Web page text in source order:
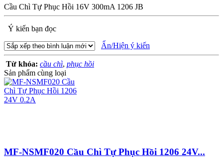
Cầu Chì Tự Phục Hồi 16V 300mA 1206 JB
Ý kiến bạn đọc
Ẩn/Hiện ý kiến
Từ khóa: cầu chì, phục hồi
Sản phẩm cùng loại
MF-NSMF020 Cầu Chì Tự Phục Hồi 1206 24V...